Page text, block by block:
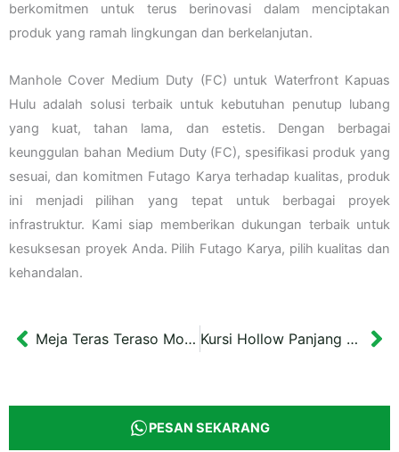
berkomitmen untuk terus berinovasi dalam menciptakan
produk yang ramah lingkungan dan berkelanjutan.
Manhole Cover Medium Duty (FC) untuk Waterfront Kapuas
Hulu adalah solusi terbaik untuk kebutuhan penutup lubang
yang kuat, tahan lama, dan estetis. Dengan berbagai
keunggulan bahan Medium Duty (FC), spesifikasi produk yang
sesuai, dan komitmen Futago Karya terhadap kualitas, produk
ini menjadi pilihan yang tepat untuk berbagai proyek
infrastruktur. Kami siap memberikan dukungan terbaik untuk
kesuksesan proyek Anda. Pilih Futago Karya, pilih kualitas dan
kehandalan.
Prev Meja Teras Teraso Model A Diameter 80 cm Kursi Hollow Panjang Kombinasi Kayu Mahoni Panjang 200 cm
PESAN SEKARANG